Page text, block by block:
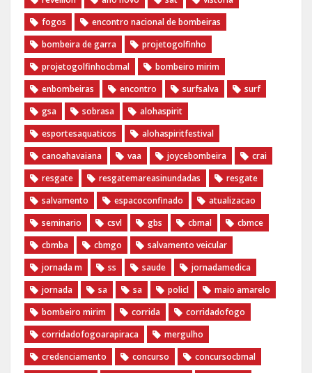
fogos
encontro nacional de bombeiras
bombeira de garra
projetogolfinho
projetogolfinhocbmal
bombeiro mirim
enbombeiras
encontro surfsalva
surf
gsa
sobrasa
alohaspirit
esportesaquaticos
alohaspiritfestival
canoahavaiana
vaa joycebombeira
crai
resgate
resgatemareasinundadas
resgate
salvamento
espacoconfinado
atualizacao
seminario
csvl gbs cbmal
cbmce
cbmba
cbmgo
salvamento veicular
jornada m
ss saude
jornadamedica
jornada
sa sa policl
maio amarelo
bombeiro mirim
corrida
corridadofogo
corridadofogoarapiraca
mergulho
credenciamento
concurso
concursocbmal